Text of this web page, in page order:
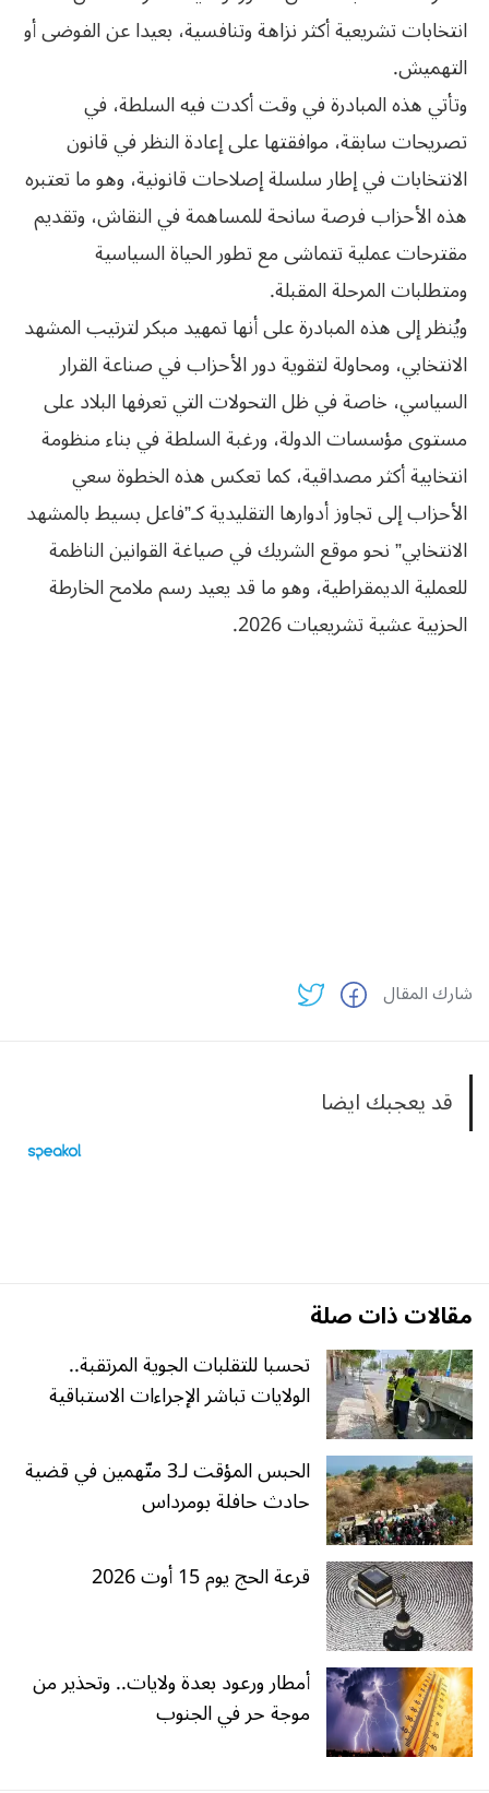
انتخابات تشريعية أكثر نزاهة وتنافسية، بعيدا عن الفوضى أو
التهميش.
وتأتي هذه المبادرة في وقت أكدت فيه السلطة، في
تصريحات سابقة، موافقتها على إعادة النظر في قانون
الانتخابات في إطار سلسلة إصلاحات قانونية، وهو ما تعتبره
هذه الأحزاب فرصة سانحة للمساهمة في النقاش، وتقديم
مقترحات عملية تتماشى مع تطور الحياة السياسية
ومتطلبات المرحلة المقبلة.
ويُنظر إلى هذه المبادرة على أنها تمهيد مبكر لترتيب المشهد
الانتخابي، ومحاولة لتقوية دور الأحزاب في صناعة القرار
السياسي، خاصة في ظل التحولات التي تعرفها البلاد على
مستوى مؤسسات الدولة، ورغبة السلطة في بناء منظومة
انتخابية أكثر مصداقية، كما تعكس هذه الخطوة سعي
الأحزاب إلى تجاوز أدوارها التقليدية كـ”فاعل بسيط بالمشهد
الانتخابي” نحو موقع الشريك في صياغة القوانين الناظمة
للعملية الديمقراطية، وهو ما قد يعيد رسم ملامح الخارطة
الحزبية عشية تشريعيات 2026.
شارك المقال
قد يعجبك ايضا
مقالات ذات صلة
تحسبا للتقلبات الجوية المرتقبة..
الولايات تباشر الإجراءات الاستباقية
الحبس المؤقت لـ3 متّهمين في قضية
حادث حافلة بومرداس
قرعة الحج يوم 15 أوت 2026
أمطار ورعود بعدة ولايات.. وتحذير من
موجة حر في الجنوب